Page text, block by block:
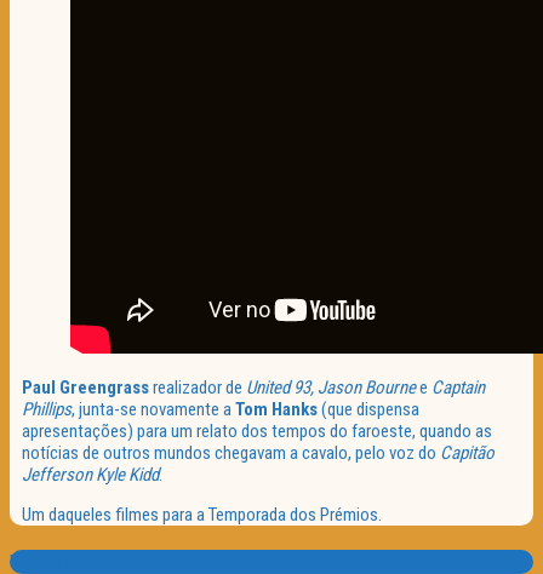
Paul Greengrassrealizador de United 93, Jason Bournee Captain
Phillips, junta-se novamente aTom Hanks(que dispensa
apresentações) para um relato dos tempos do faroeste, quando as
notícias de outros mundos chegavam a cavalo, pelo voz do Capitão
Jefferson Kyle Kidd.
Um daqueles filmes para a Temporada dos Prémios.
Translate: